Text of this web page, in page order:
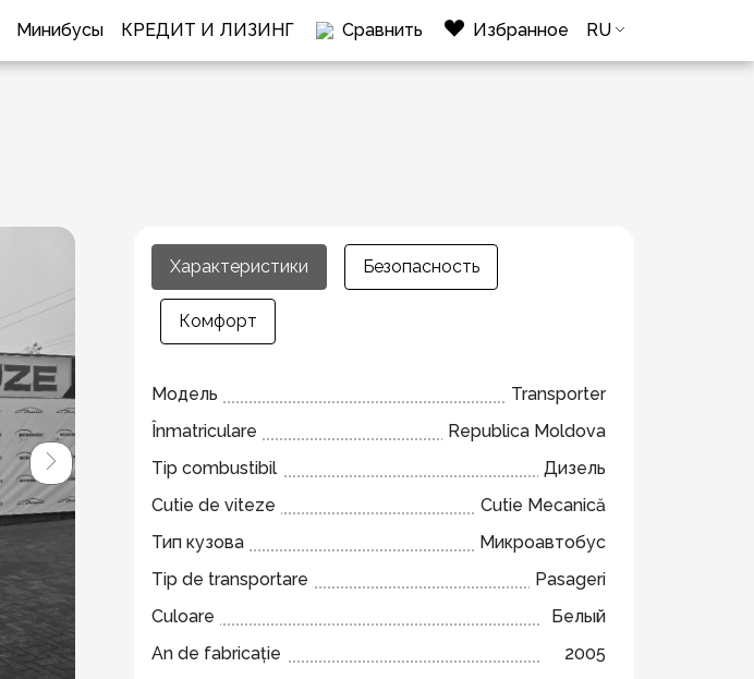
Минибусы КРЕДИТ И ЛИЗИНГ Сравнить Избранное RU
Характеристики Безопасность
Комфорт
Модель
Transporter
Înmatriculare
Republica Moldova
Tip combustibil
Дизель
Cutie de viteze
Cutie Mecanică
Тип кузова
Микроавтобус
Tip de transportare
Pasageri
Culoare
Белый
An de fabricație
2005